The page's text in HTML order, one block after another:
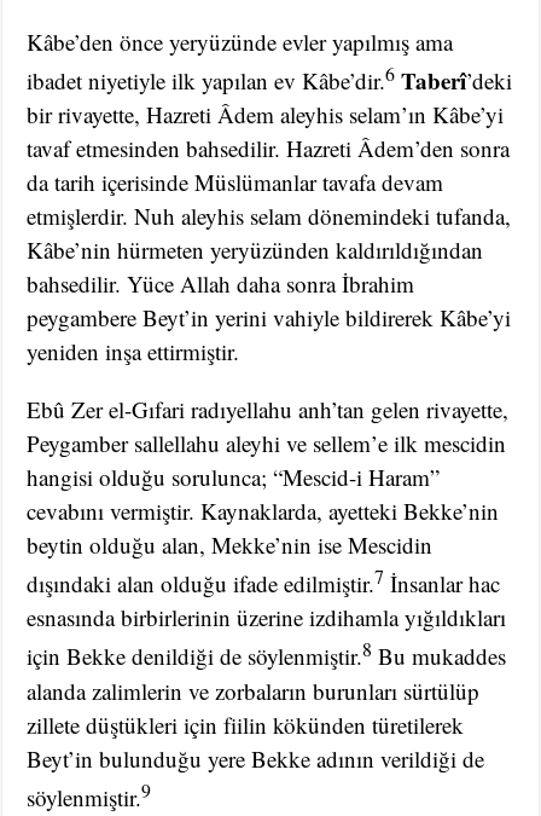
Kâbe’den önce yeryüzünde evler yapılmış ama
ibadet niyetiyle ilk yapılan ev Kâbe’dir.6 Taberî’deki
bir rivayette, Hazreti Âdem aleyhis selam’ın Kâbe’yi
tavaf etmesinden bahsedilir. Hazreti Âdem’den sonra
da tarih içerisinde Müslümanlar tavafa devam
etmişlerdir. Nuh aleyhis selam dönemindeki tufanda,
Kâbe’nin hürmeten yeryüzünden kaldırıldığından
bahsedilir. Yüce Allah daha sonra İbrahim
peygambere Beyt’in yerini vahiyle bildirerek Kâbe’yi
yeniden inşa ettirmiştir.
Ebû Zer el-Gıfari radıyellahu anh’tan gelen rivayette,
Peygamber sallellahu aleyhi ve sellem’e ilk mescidin
hangisi olduğu sorulunca; “Mescid-i Haram”
cevabını vermiştir. Kaynaklarda, ayetteki Bekke’nin
beytin olduğu alan, Mekke’nin ise Mescidin
dışındaki alan olduğu ifade edilmiştir.7 İnsanlar hac
esnasında birbirlerinin üzerine izdihamla yığıldıkları
için Bekke denildiği de söylenmiştir.8 Bu mukaddes
alanda zalimlerin ve zorbaların burunları sürtülüp
zillete düştükleri için fiilin kökünden türetilerek
Beyt’in bulunduğu yere Bekke adının verildiği de
söylenmiştir.9